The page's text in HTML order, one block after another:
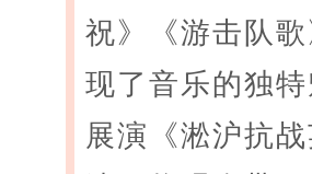
祝》《游击队
现了音乐的独
展演《淞沪抗